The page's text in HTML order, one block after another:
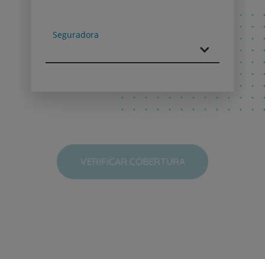
Seguradora
Next
VERIFICAR COBERTURA